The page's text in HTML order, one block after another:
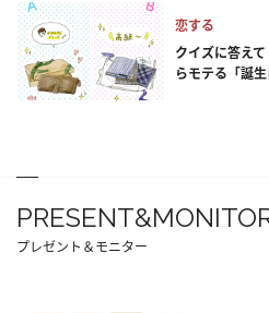
恋する
クイズに答え
らモテる「誕
プレゼント＆モニター